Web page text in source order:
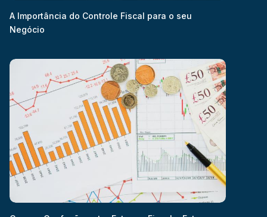
A Importância do Controle Fiscal para o seu
Negócio